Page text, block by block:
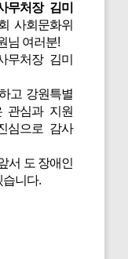
무처장 김미
사회문화위
님 여러분!
무처장 김미
고 강원특별
관심과 지원
심으로 감사
서 도 장애인
습니다.